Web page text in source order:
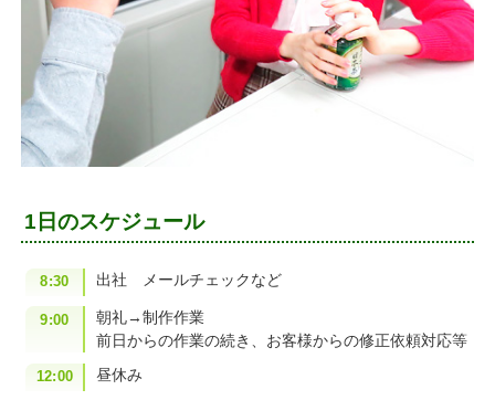
1日のスケジュール
8:30 出社 メールチェックなど
9:00
朝礼→制作作業
前日からの作業の続き、お客様からの修正依頼対応等
12:00 昼休み